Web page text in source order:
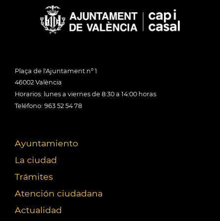
Plaça de l'Ajuntament nº 1
46002 València
Horarios: lunes a viernes de 8:30 a 14:00 horas
Teléfono: 963 52 54 78
Ayuntamiento
La ciudad
Trámites
Atención ciudadana
Actualidad